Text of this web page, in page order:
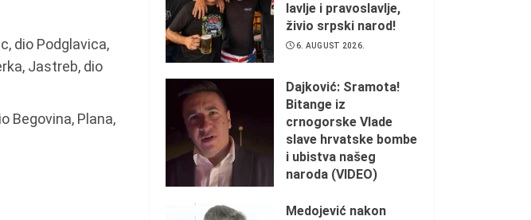
dio Podglavica,
Jastreb, dio
Begovina, Plana,
lavlje i pravoslavlje,
živio srpski narod!
6. AUGUST 2026.
Dajković: Sramota!
Bitange iz
crnogorske Vlade
slave hrvatske bombe
i ubistva našeg
naroda (VIDEO)
Medojević nakon